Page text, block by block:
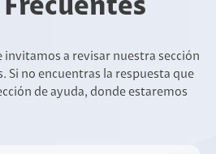
invitamos a revisar nuestra sección
Si no encuentras la respuesta que
de ayuda, donde estaremos